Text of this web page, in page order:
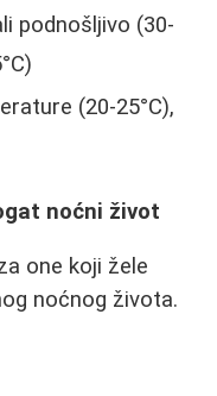
podnošljivo (30-
(20-25°C),
noćni život
one koji žele
noćnog života.